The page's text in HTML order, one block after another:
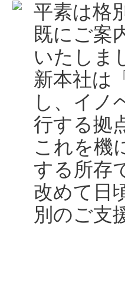
平素は格
既にご案
いたしま
新本社は
し、イノ
行する拠
これを機
する所存
改めて日
別のご支